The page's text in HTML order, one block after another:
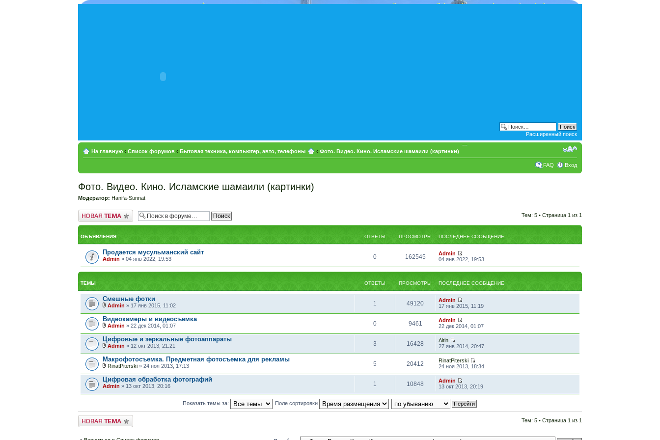
Расширенный поиск
На главную ‹ Список форумов ‹ Бытовая техника, компьютер, авто, телефоны ‹ Фото. Видео. Кино. Исламские шамаили (картинки)
FAQ Вход
Фото. Видео. Кино. Исламские шамаили (картинки)
Модератор: Hanifa-Sunnat
Новая тема Тем: 5 • Страница 1 из 1
ОБЪЯВЛЕНИЯ ОТВЕТЫ ПРОСМОТРЫ ПОСЛЕДНЕЕ СООБЩЕНИЕ
Продается мусульманский сайт
Admin » 04 янв 2022, 19:53 0 162545
Admin
04 янв 2022, 19:53
ТЕМЫ ОТВЕТЫ ПРОСМОТРЫ ПОСЛЕДНЕЕ СООБЩЕНИЕ
Смешные фотки
Admin » 17 янв 2015, 11:02 1 49120
Admin
17 янв 2015, 11:19
Видеокамеры и видеосъемка
Admin » 22 дек 2014, 01:07 0 9461
Admin
22 дек 2014, 01:07
Цифровые и зеркальные фотоаппараты
Admin » 12 окт 2013, 21:21 3 16428
Altin
27 янв 2014, 20:47
Макрофотосъемка. Предметная фотосъемка для рекламы
RinatPiterski » 24 ноя 2013, 17:13 5 20412
RinatPiterski
24 ноя 2013, 18:34
Цифровая обработка фотографий
Admin » 13 окт 2013, 20:16 1 10848
Admin
13 окт 2013, 20:19
Показать темы за: Поле сортировки
Новая тема Тем: 5 • Страница 1 из 1